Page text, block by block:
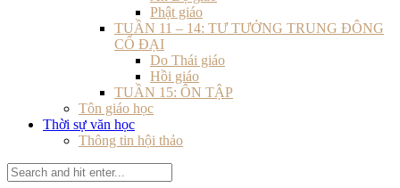
Phật giáo
TUẦN 11 – 14: TƯ TƯỞNG TRUNG ĐÔNG
CỔ ĐẠI
Do Thái giáo
Hồi giáo
TUẦN 15: ÔN TẬP
Tôn giáo học
Thời sự văn học
Thông tin hội thảo